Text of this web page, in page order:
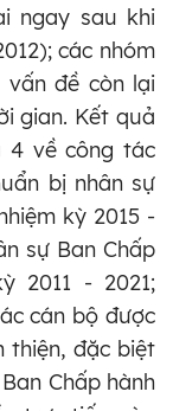
ngay sau khi
các nhóm
đề còn lại
gian. Kết quả
4 về công tác
bị nhân sự
kỳ 2015 -
sự Ban Chấp
2011 - 2021;
cán bộ được
thiện, đặc biệt
Chấp hành